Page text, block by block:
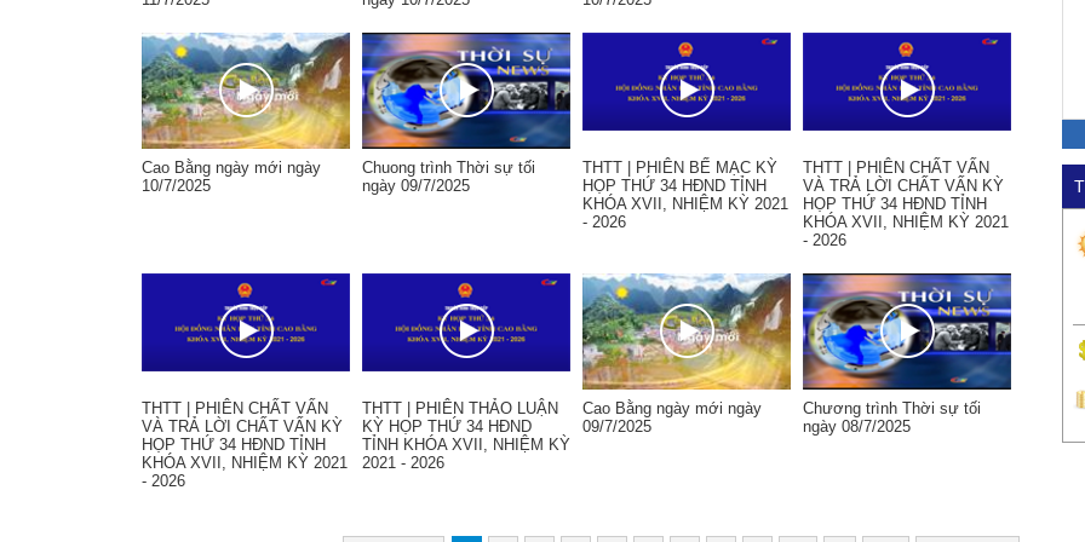
Cao Bằng ngày mới ngày
10/7/2025
Chuong trình Thời sự tối
ngày 09/7/2025
THTT | PHIÊN BẾ MẠC KỲ
HỌP THỨ 34 HĐND TỈNH
KHÓA XVII, NHIỆM KỲ 2021
- 2026
THTT | PHIÊN CHẤT VẤN
VÀ TRẢ LỜI CHẤT VẤN KỲ
HỌP THỨ 34 HĐND TỈNH
KHÓA XVII, NHIỆM KỲ 2021
- 2026
THTT | PHIÊN CHẤT VẤN
VÀ TRẢ LỜI CHẤT VẤN KỲ
HỌP THỨ 34 HĐND TỈNH
KHÓA XVII, NHIỆM KỲ 2021
- 2026
THTT | PHIÊN THẢO LUẬN
KỲ HỌP THỨ 34 HĐND
TỈNH KHÓA XVII, NHIỆM KỲ
2021 - 2026
Cao Bằng ngày mới ngày
09/7/2025
Chương trình Thời sự tối
ngày 08/7/2025